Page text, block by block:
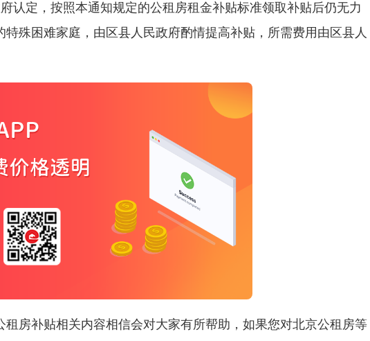
认定，按照本通知规定的公租房租金补贴标准领取补贴后仍无力
特殊困难家庭，由区县人民政府酌情提高补贴，所需费用由区县人
租房补贴相关内容相信会对大家有所帮助，如果您对北京公租房等